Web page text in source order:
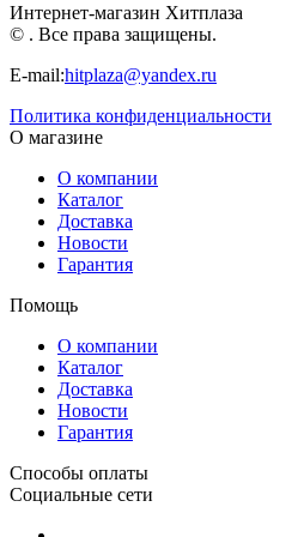
Интернет-магазин Хитплаза
© . Все права защищены.
E-mail:hitplaza@yandex.ru
Политика конфиденциальности
О магазине
О компании
Каталог
Доставка
Новости
Гарантия
Помощь
О компании
Каталог
Доставка
Новости
Гарантия
Способы оплаты
Социальные сети